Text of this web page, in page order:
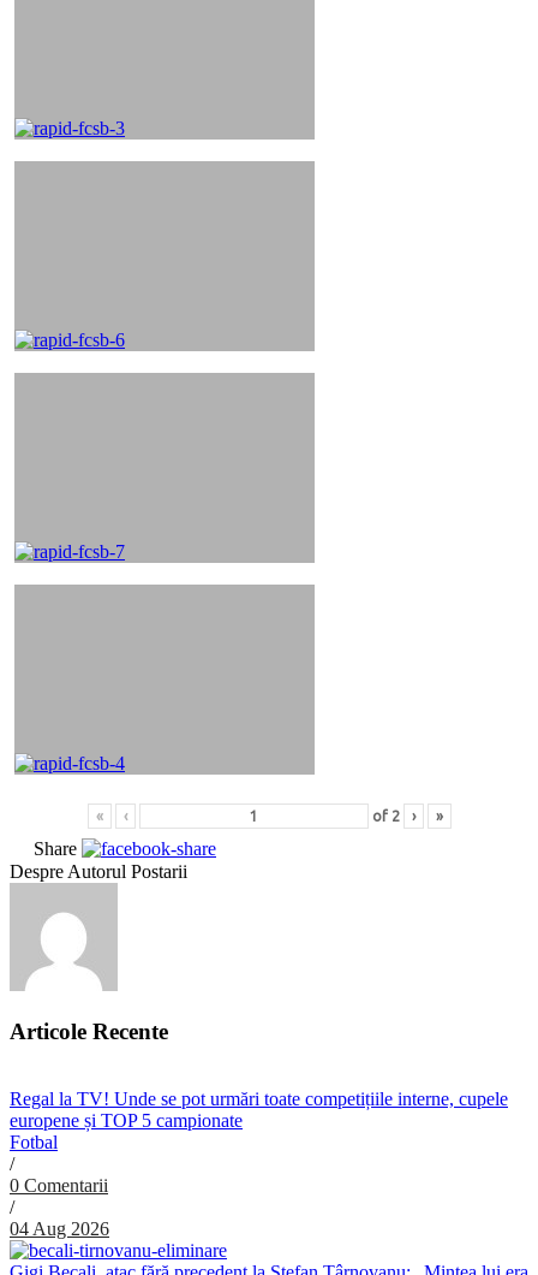
« ‹ of 2 › »
Share
Despre Autorul Postarii
Articole Recente
Regal la TV! Unde se pot urmări toate competițiile interne, cupele
europene și TOP 5 campionate
Fotbal
/
0 Comentarii
/
04 Aug 2026